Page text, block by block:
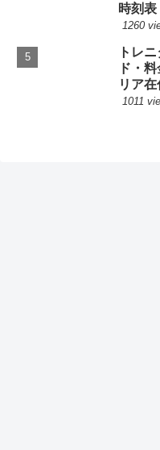
時刻
1260
トレ
ド・
リア在
1011